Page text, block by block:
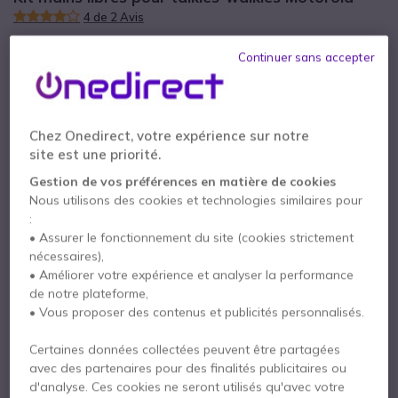
4 de 2 Avis
AJOUTER AU PANIER
DEVIS EN 4 HEURES
Épuisé
Payez en 4 sans frais ( 5,99 € Afficher plus
Points Forts
Oreillette avec contour d'oreille
Chez Onedirect, votre expérience sur notre
site est une priorité.
Gestion de vos préférences en matière de cookies
Nous utilisons des cookies et technologies similaires pour
:
• Assurer le fonctionnement du site (cookies strictement
nécessaires),
• Améliorer votre expérience et analyser la performance
de notre plateforme,
• Vous proposer des contenus et publicités personnalisés.
Certaines données collectées peuvent être partagées
avec des partenaires pour des finalités publicitaires ou
d'analyse. Ces cookies ne seront utilisés qu'avec votre
Continuer sans accepter